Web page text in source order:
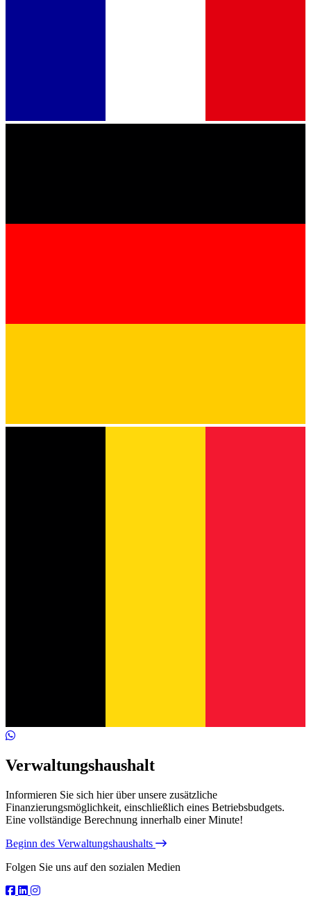
Verwaltungshaushalt
Informieren Sie sich hier über unsere zusätzliche
Finanzierungsmöglichkeit, einschließlich eines Betriebsbudgets.
Eine vollständige Berechnung innerhalb einer Minute!
Beginn des Verwaltungshaushalts
Folgen Sie uns auf den sozialen Medien